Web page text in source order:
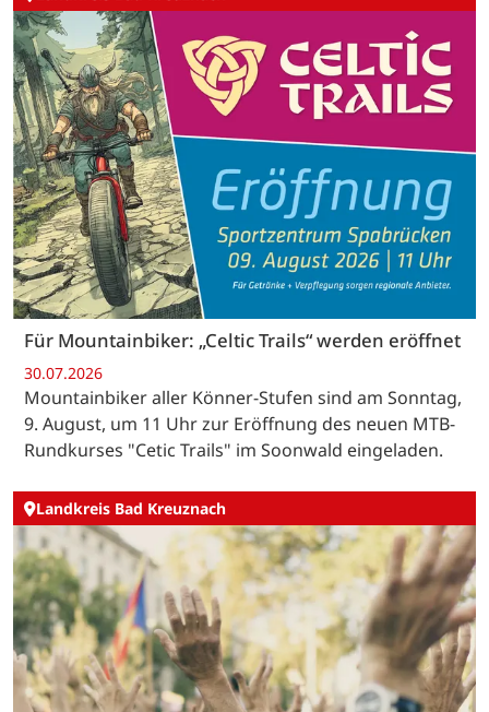
Für Mountainbiker: „Celtic Trails“ werden eröffnet
30.07.2026
Mountainbiker aller Könner-Stufen sind am Sonntag,
9. August, um 11 Uhr zur Eröffnung des neuen MTB-
Rundkurses "Cetic Trails" im Soonwald eingeladen.
Landkreis Bad Kreuznach